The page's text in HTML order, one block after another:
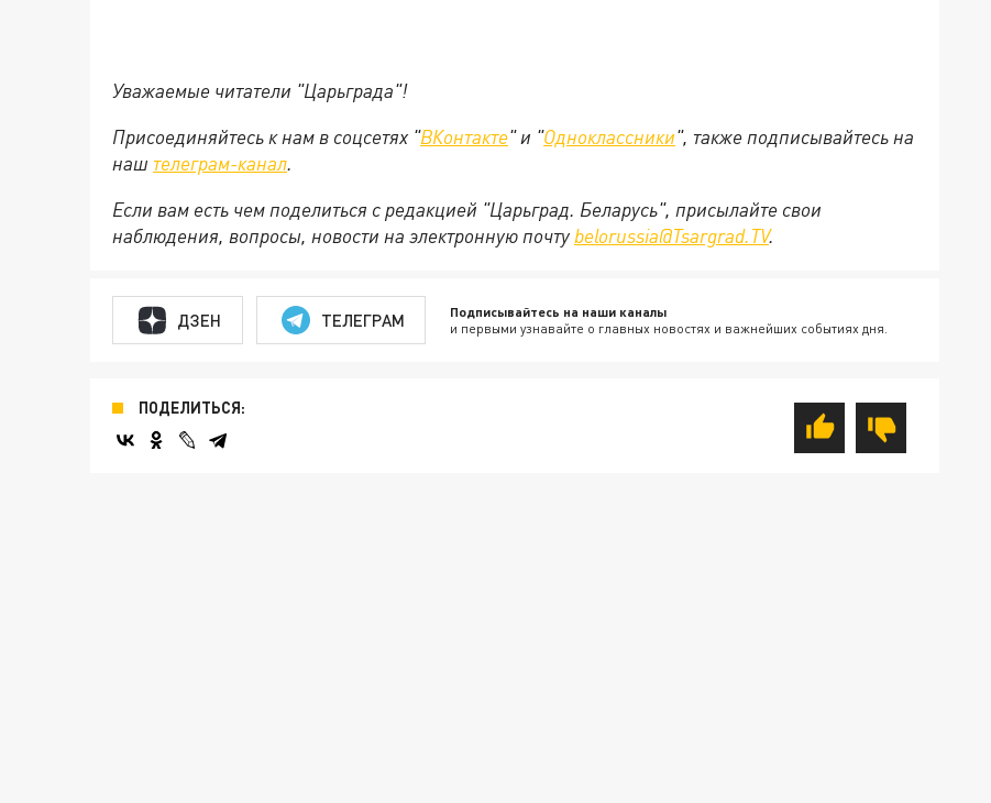
Уважаемые читатели "Царьграда"!
Присоединяйтесь к нам в соцсетях "ВКонтакте" и "Одноклассники", также подписывайтесь на
наш телеграм-канал.
Если вам есть чем поделиться с редакцией "Царьград. Беларусь", присылайте свои
наблюдения, вопросы, новости на электронную почту belorussia@Tsargrad.TV.
ДЗЕН ТЕЛЕГРАМ Подписывайтесь на наши каналы
и первыми узнавайте о главных новостях и важнейших событиях дня.
ПОДЕЛИТЬСЯ: